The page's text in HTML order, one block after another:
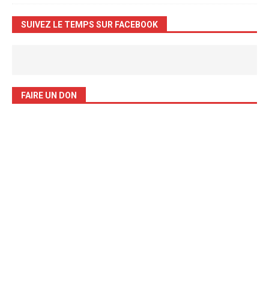
SUIVEZ LE TEMPS SUR FACEBOOK
FAIRE UN DON